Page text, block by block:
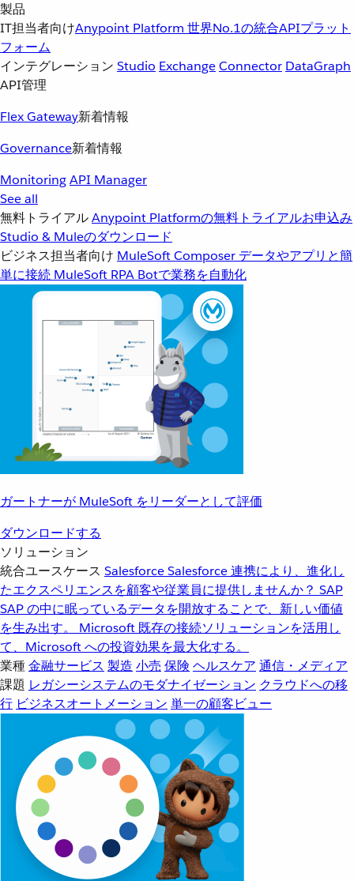
製品
IT担当者向けAnypoint Platform 世界No.1の統合APIプラット
フォーム
インテグレーション Studio ExchangeConnector DataGraph
API管理
Flex Gateway新着情報
Governance新着情報
MonitoringAPI Manager
See all
無料トライアルAnypoint Platformの無料トライアルお申込み
Studio & Muleのダウンロード
ビジネス担当者向け MuleSoft Composer データやアプリと簡
単に接続 MuleSoft RPA Botで業務を自動化
ガートナーが MuleSoft をリーダーとして評価
ダウンロードする
ソリューション
統合ユースケース SalesforceSalesforce 連携により、進化し
たエクスペリエンスを顧客や従業員に提供しませんか？ SAP
SAP の中に眠っているデータを開放することで、新しい価値
を生み出す。
Microsoft 既存の接続ソリューションを活用し
て、Microsoft への投資効果を最大化する。
業種金融サービス 製造 小売 保険 ヘルスケア 通信・メディア
課題 レガシーシステムのモダナイゼーション クラウドへの移
行 ビジネスオートメーション 単一の顧客ビュー